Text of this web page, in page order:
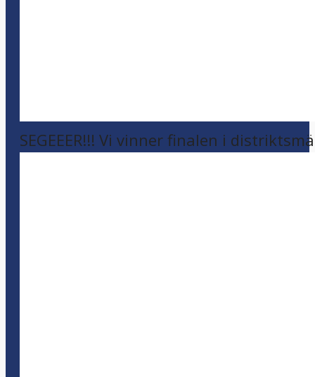
SEGEEER!!! Vi vinner finalen i